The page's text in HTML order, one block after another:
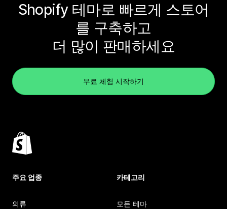
Shopify 테마로 빠르게 스토어
를 구축하고
더 많이 판매하세요
무료 체험 시작하기
주요 업종
의류
카테고리
모든 테마